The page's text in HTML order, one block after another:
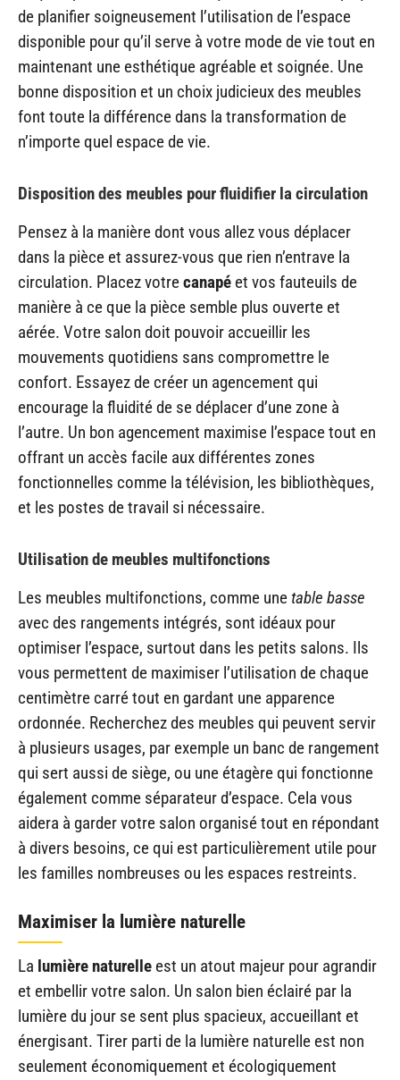
de planifier soigneusement l’utilisation de l’espace
disponible pour qu’il serve à votre mode de vie tout en
maintenant une esthétique agréable et soignée. Une
bonne disposition et un choix judicieux des meubles
font toute la différence dans la transformation de
n’importe quel espace de vie.
Disposition des meubles pour fluidifier la circulation
Pensez à la manière dont vous allez vous déplacer
dans la pièce et assurez-vous que rien n’entrave la
circulation. Placez votrecanapé et vos fauteuils de
manière à ce que la pièce semble plus ouverte et
aérée. Votre salon doit pouvoir accueillir les
mouvements quotidiens sans compromettre le
confort. Essayez de créer un agencement qui
encourage la fluidité de se déplacer d’une zone à
l’autre. Un bon agencement maximise l’espace tout en
offrant un accès facile aux différentes zones
fonctionnelles comme la télévision, les bibliothèques,
et les postes de travail si nécessaire.
Utilisation de meubles multifonctions
Les meubles multifonctions, comme unetable basse
avec des rangements intégrés, sont idéaux pour
optimiser l’espace, surtout dans les petits salons. Ils
vous permettent de maximiser l’utilisation de chaque
centimètre carré tout en gardant une apparence
ordonnée. Recherchez des meubles qui peuvent servir
à plusieurs usages, par exemple un banc de rangement
qui sert aussi de siège, ou une étagère qui fonctionne
également comme séparateur d’espace. Cela vous
aidera à garder votre salon organisé tout en répondant
à divers besoins, ce qui est particulièrement utile pour
les familles nombreuses ou les espaces restreints.
Maximiser la lumière naturelle
La lumière naturelle est un atout majeur pour agrandir
et embellir votre salon. Un salon bien éclairé par la
lumière du jour se sent plus spacieux, accueillant et
énergisant. Tirer parti de la lumière naturelle est non
seulement économiquement et écologiquement